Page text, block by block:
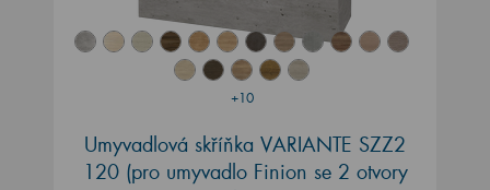
+10
Umyvadlová skříňka VARIANTE SZZ2
120 (pro umyvadlo Finion se 2 otvory